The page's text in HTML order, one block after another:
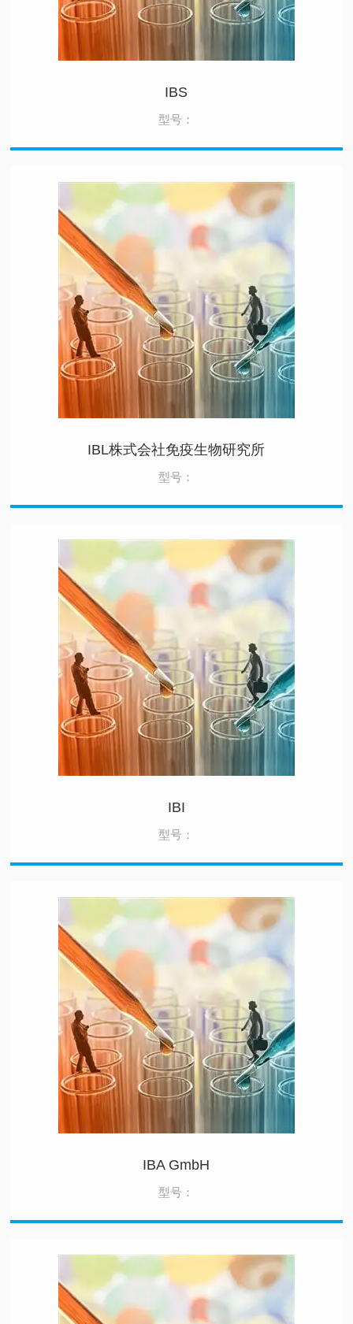
IBS
型号：
IBL株式会社免疫生物研究所
型号：
IBI
型号：
IBA GmbH
型号：